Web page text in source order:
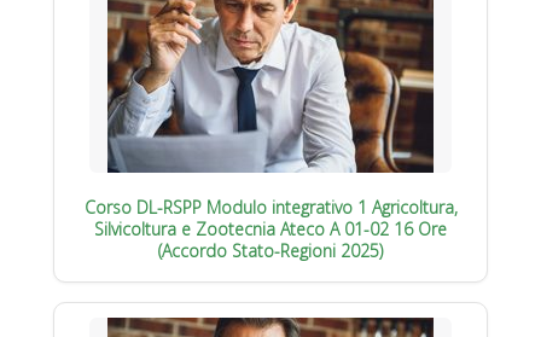
Corso DL-RSPP Modulo integrativo 1 Agricoltura,
Silvicoltura e Zootecnia Ateco A 01-02 16 Ore
(Accordo Stato-Regioni 2025)